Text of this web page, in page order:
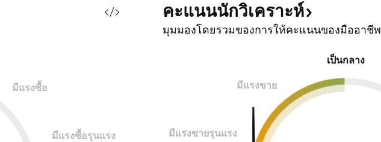
มีแรงซื้อ
มีแรงซื้อรุนแรง
คะแนนนักวิเคราะห์
มุมมองโดยรวมของการให้คะแนนของมืออาชีพ
เป็นกลาง
มีแรงขาย
มีแรงขายรุนแรง